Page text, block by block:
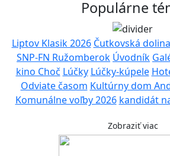
Populárne
Liptov Klasik 2026 Čutkovská dolina
SNP-FN Ružomberok Úvodník
kino Choč Lúčky Lúčky-kúpele
Odviate časom Kultúrny dom
Komunálne voľby 2026 kandidát
Zobraziť viac